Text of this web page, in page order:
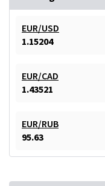
EUR/USD
1.15204
EUR/CAD
1.43521
EUR/RUB
95.63